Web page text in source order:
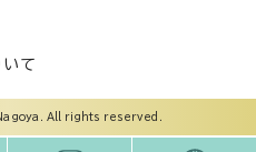
いて
All rights reserved.